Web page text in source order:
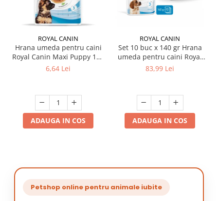
ROYAL CANIN
Hrana umeda pentru caini
Royal Canin Maxi Puppy 140
gr
6,64 Lei
ADAUGA IN COS
ROYAL CANIN
Set 10 buc x 140 gr Hrana
umeda pentru caini Royal
Canin Medium Puppy
83,99 Lei
ADAUGA IN COS
Petshop online pentru animale iubite